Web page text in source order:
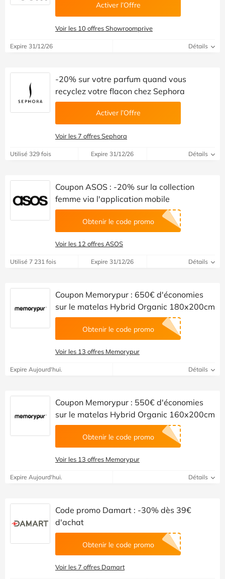
Activer l’Offre
Voir les 10 offres Showroomprive
Expire 31/12/26 Détails
-20% sur votre parfum quand vous
recyclez votre flacon chez Sephora
Activer l’Offre
Voir les 7 offres Sephora
Utilisé 329 fois Expire 31/12/26 Détails
Coupon ASOS : -20% sur la collection
femme via l'application mobile
Obtenir le code promo
Voir les 12 offres ASOS
Utilisé 7 231 fois Expire 31/12/26 Détails
Coupon Memorypur : 650€ d'économies
sur le matelas Hybrid Organic 180x200cm
Obtenir le code promo
Voir les 13 offres Memorypur
Expire Aujourd'hui. Détails
Coupon Memorypur : 550€ d'économies
sur le matelas Hybrid Organic 160x200cm
Obtenir le code promo
Voir les 13 offres Memorypur
Expire Aujourd'hui. Détails
Code promo Damart : -30% dès 39€
d'achat
Obtenir le code promo
Voir les 7 offres Damart